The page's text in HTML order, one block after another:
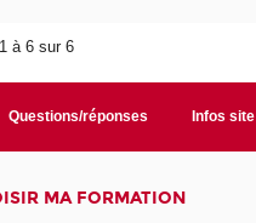
à 6 sur 6
Questions/réponses Infos site
MA FORMATION